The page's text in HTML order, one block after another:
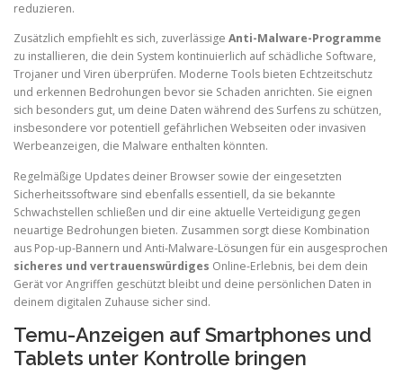
reduzieren.
Zusätzlich empfiehlt es sich, zuverlässige Anti-Malware-Programme
zu installieren, die dein System kontinuierlich auf schädliche Software,
Trojaner und Viren überprüfen. Moderne Tools bieten Echtzeitschutz
und erkennen Bedrohungen bevor sie Schaden anrichten. Sie eignen
sich besonders gut, um deine Daten während des Surfens zu schützen,
insbesondere vor potentiell gefährlichen Webseiten oder invasiven
Werbeanzeigen, die Malware enthalten könnten.
Regelmäßige Updates deiner Browser sowie der eingesetzten
Sicherheitssoftware sind ebenfalls essentiell, da sie bekannte
Schwachstellen schließen und dir eine aktuelle Verteidigung gegen
neuartige Bedrohungen bieten. Zusammen sorgt diese Kombination
aus Pop-up-Bannern und Anti-Malware-Lösungen für ein ausgesprochen
sicheres und vertrauenswürdiges Online-Erlebnis, bei dem dein
Gerät vor Angriffen geschützt bleibt und deine persönlichen Daten in
deinem digitalen Zuhause sicher sind.
Temu-Anzeigen auf Smartphones und
Tablets unter Kontrolle bringen